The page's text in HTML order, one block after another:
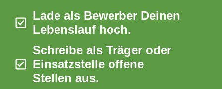
Lade als Bewerber Deinen
Lebenslauf hoch.
Schreibe als Träger oder
Einsatzstelle offene
Stellen aus.